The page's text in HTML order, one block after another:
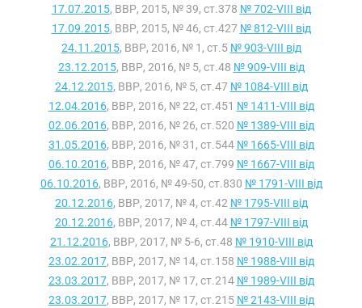
17.07.2015, ВВР, 2015, № 39, ст.378 № 702-VIII від
17.09.2015, ВВР, 2015, № 46, ст.427 № 812-VIII від
24.11.2015, ВВР, 2016, № 1, ст.5 № 903-VIII від
23.12.2015, ВВР, 2016, № 5, ст.48 № 909-VIII від
24.12.2015, ВВР, 2016, № 5, ст.47 № 1084-VIII від
12.04.2016, ВВР, 2016, № 22, ст.451 № 1411-VIII від
02.06.2016, ВВР, 2016, № 26, ст.520 № 1389-VIII від
31.05.2016, ВВР, 2016, № 31, ст.544 № 1665-VIII від
06.10.2016, ВВР, 2016, № 47, ст.799 № 1667-VIII від
06.10.2016, ВВР, 2016, № 49-50, ст.830 № 1791-VIII від
20.12.2016, ВВР, 2017, № 4, ст.42 № 1795-VIII від
20.12.2016, ВВР, 2017, № 4, ст.44 № 1797-VIII від
21.12.2016, ВВР, 2017, № 5-6, ст.48 № 1910-VIII від
23.02.2017, ВВР, 2017, № 14, ст.158 № 1988-VIII від
23.03.2017, ВВР, 2017, № 17, ст.214 № 1989-VIII від
23.03.2017, ВВР, 2017, № 17, ст.215 № 2143-VIII від